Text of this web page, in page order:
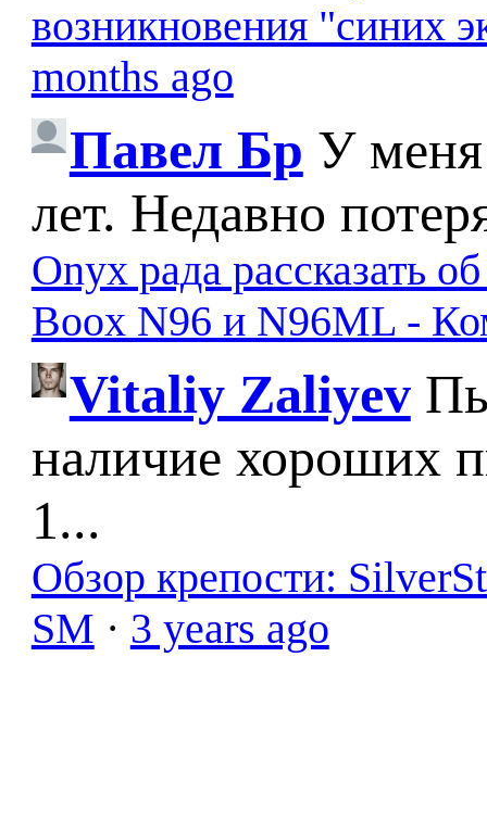
возникновения "синих
months ago
Павел Бр У меня
лет. Недавно
Onyx рада рассказать
Boox N96 и N96ML -
Vitaliy Zaliyev
наличие хороших
1...
Обзор крепости:
SM · 3 years ago